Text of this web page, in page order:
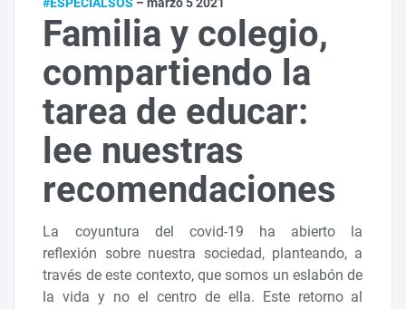
#ESPECIALSOS – marzo 5 2021
Familia y colegio,
compartiendo la
tarea de educar:
lee nuestras
recomendaciones
La coyuntura del covid-19 ha abierto la
reflexión sobre nuestra sociedad, planteando, a
través de este contexto, que somos un eslabón de
la vida y no el centro de ella. Este retorno al